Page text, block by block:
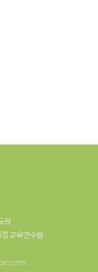
이 아빠에게
’를 얘기하는데
기 속에 재밌는
욕심도 생기고,
생각했다가
한번 넘는
라 우리 같이
잘 못하면 또
서로의 리듬에
크게 웃어보자.
. 아이와 함께
원
교육연수원